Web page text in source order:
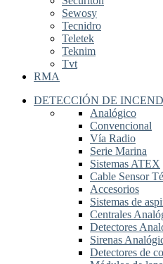
Sewosy
Tecnidro
Teletek
Teknim
Tvt
RMA
DETECCIÓN DE
Analógico
Convencional
Vía Radio
Serie Marina
Sistemas ATEX
Cable Sensor
Accesorios
Sistemas de
Centrales
Detectores
Sirenas
Detectores de